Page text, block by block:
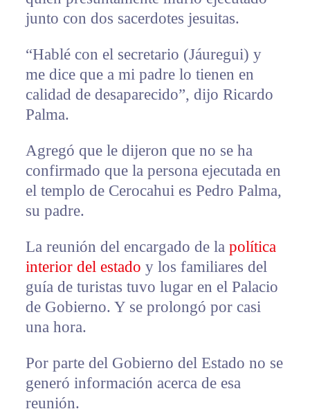
junto con dos sacerdotes jesuitas.
“Hablé con el secretario (Jáuregui) y
me dice que a mi padre lo tienen en
calidad de desaparecido”, dijo Ricardo
Palma.
Agregó que le dijeron que no se ha
confirmado que la persona ejecutada en
el templo de Cerocahui es Pedro Palma,
su padre.
La reunión del encargado de la política
interior del estado y los familiares del
guía de turistas tuvo lugar en el Palacio
de Gobierno. Y se prolongó por casi
una hora.
Por parte del Gobierno del Estado no se
generó información acerca de esa
reunión.